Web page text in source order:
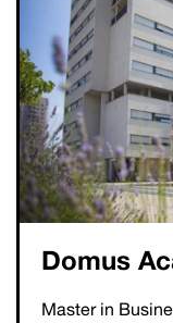
Domus
Master in